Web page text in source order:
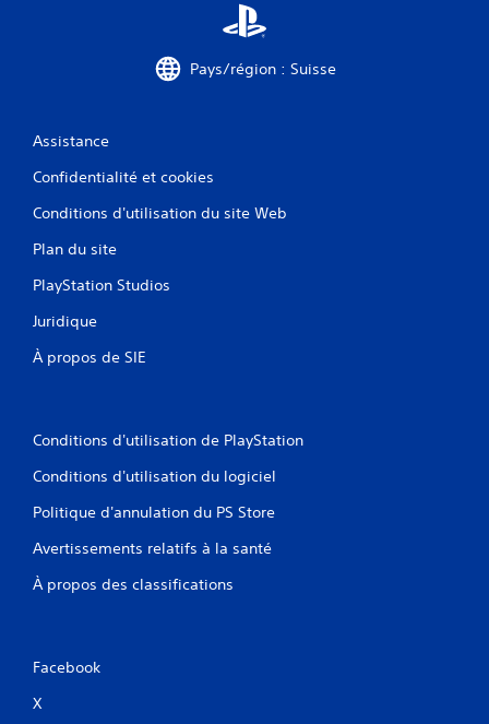
Pays/région : Suisse
Assistance
Confidentialité et cookies
Conditions d'utilisation du site Web
Plan du site
PlayStation Studios
Juridique
À propos de SIE
Conditions d'utilisation de PlayStation
Conditions d'utilisation du logiciel
Politique d'annulation du PS Store
Avertissements relatifs à la santé
À propos des classifications
Facebook
X